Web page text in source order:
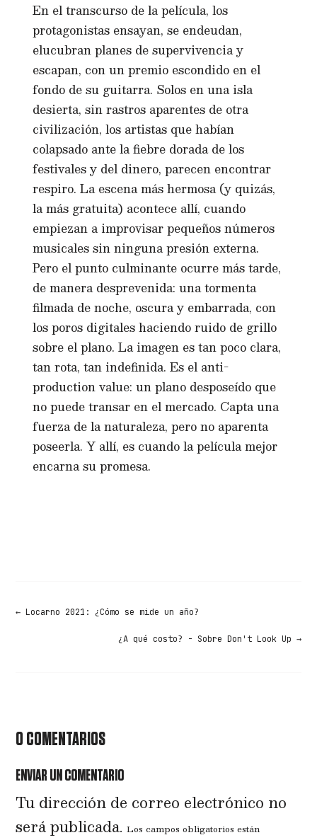
En el transcurso de la película, los
protagonistas ensayan, se endeudan,
elucubran planes de supervivencia y
escapan, con un premio escondido en el
fondo de su guitarra. Solos en una isla
desierta, sin rastros aparentes de otra
civilización, los artistas que habían
colapsado ante la fiebre dorada de los
festivales y del dinero, parecen encontrar
respiro. La escena más hermosa (y quizás,
la más gratuita) acontece allí, cuando
empiezan a improvisar pequeños números
musicales sin ninguna presión externa.
Pero el punto culminante ocurre más tarde,
de manera desprevenida: una tormenta
filmada de noche, oscura y embarrada, con
los poros digitales haciendo ruido de grillo
sobre el plano. La imagen es tan poco clara,
tan rota, tan indefinida. Es el anti-
production value: un plano desposeído que
no puede transar en el mercado. Capta una
fuerza de la naturaleza, pero no aparenta
poseerla. Y allí, es cuando la película mejor
encarna su promesa.
←Locarno 2021: ¿Cómo se mide un año?
¿A qué costo? - Sobre Don't Look Up →
0 COMENTARIOS
ENVIAR UN COMENTARIO
Tu dirección de correo electrónico no
será publicada. Los campos obligatorios están